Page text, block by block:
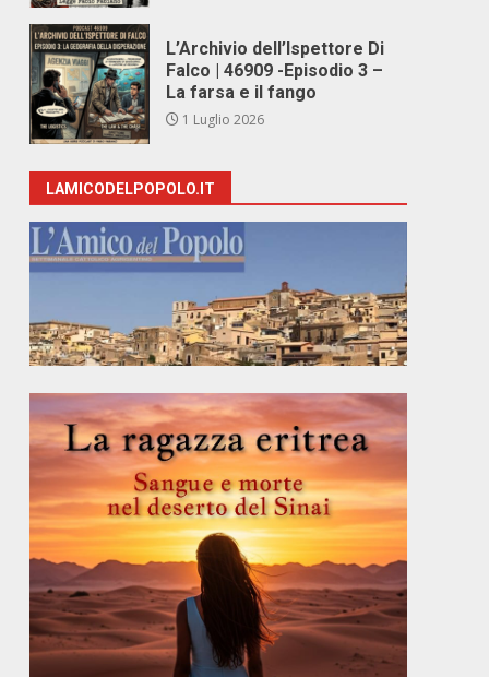
L’Archivio dell’Ispettore Di
Falco | 46909 -Episodio 3 –
La farsa e il fango
1 Luglio 2026
LAMICODELPOPOLO.IT